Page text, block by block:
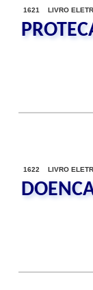
1621 LIVRO
1622 LIVRO